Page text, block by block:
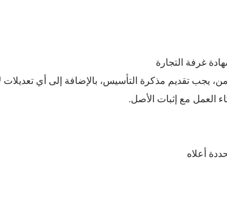
غرفة التجارة
تقديم مذكرة التأسيس، بالإضافة إلى أي تعديلات
العمل مع إثبات الأصل.
أعلاه